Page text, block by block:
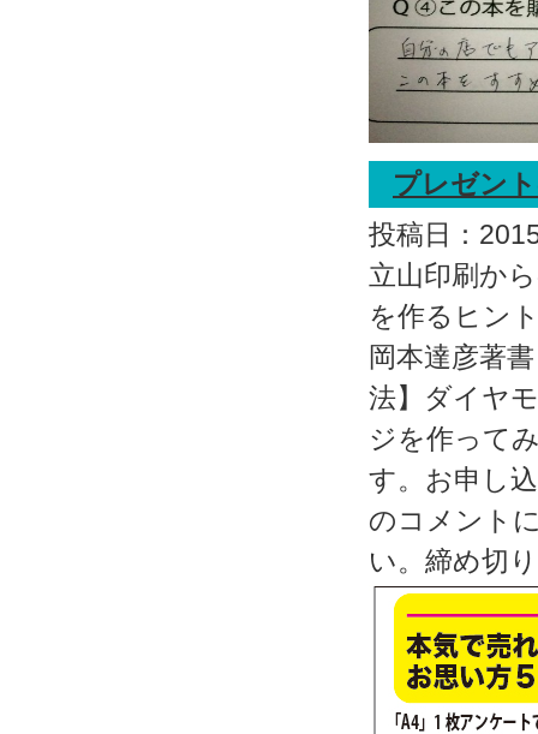
プレゼン
投稿日：
立山印刷か
を作るヒン
岡本達彦著
法】ダイヤ
ジを作って
す。お申し
のコメント
い。締め切